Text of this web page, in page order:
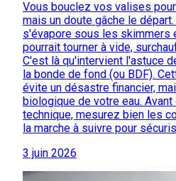
Vous bouclez vos valises
mais un doute gâche le
s'évapore sous les skimmers
pourrait tourner à vide,
C'est là qu'intervient l'astuce
la bonde de fond (ou BDF).
évite un désastre financier,
biologique de votre eau.
technique, mesurez bien les
la marche à suivre pour
3 juin 2026